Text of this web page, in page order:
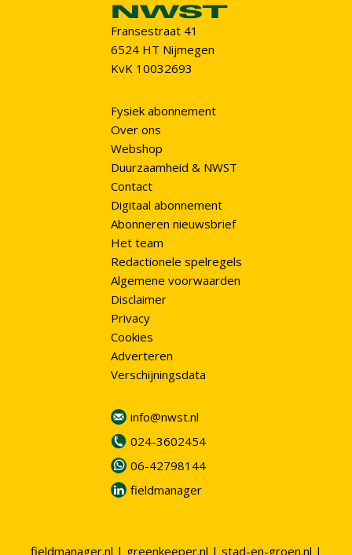
Fransestraat 41
6524 HT Nijmegen
KvK 10032693
Fysiek abonnement
Over ons
Webshop
Duurzaamheid & NWST
Contact
Digitaal abonnement
Abonneren nieuwsbrief
Het team
Redactionele spelregels
Algemene voorwaarden
Disclaimer
Privacy
Cookies
Adverteren
Verschijningsdata
info@nwst.nl
024-3602454
06-42798144
fieldmanager
fieldmanager.nl | greenkeeper.nl | stad-en-groen.nl |